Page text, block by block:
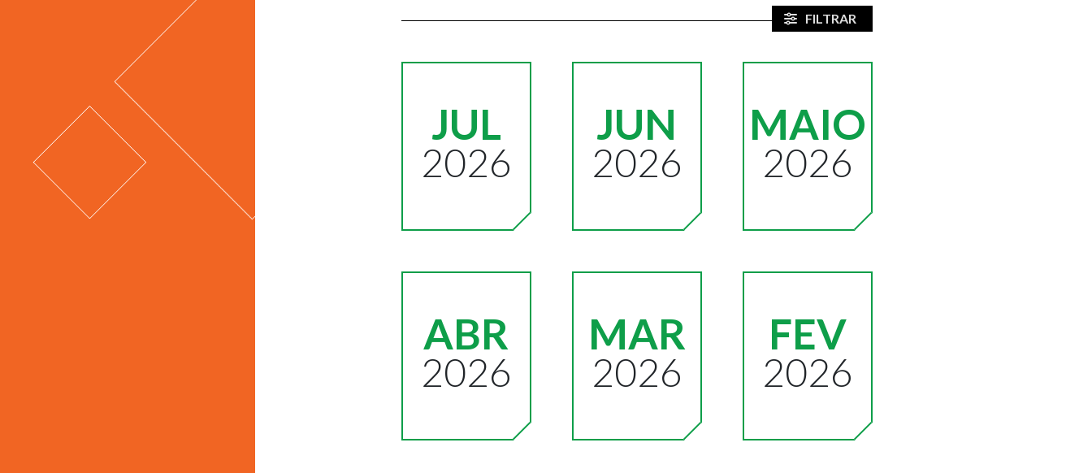
FILTRAR
JUL
2026
JUN
2026
MAIO
2026
ABR
2026
MAR
2026
FEV
2026